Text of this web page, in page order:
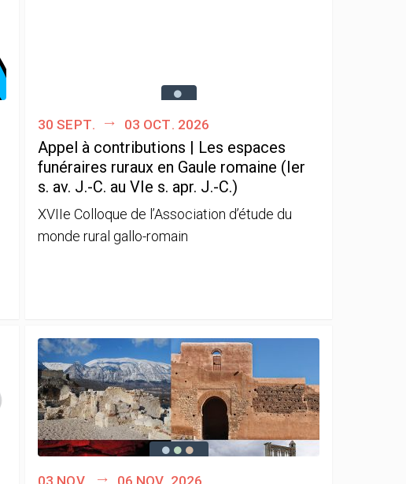
30 sept. 03 oct. 2026
Appel à contributions | Les espaces
funéraires ruraux en Gaule romaine (Ier
s. av. J.-C. au VIe s. apr. J.-C.)
XVIIe Colloque de l’Association d’étude du
monde rural gallo-romain
03 nov. 06 nov. 2026